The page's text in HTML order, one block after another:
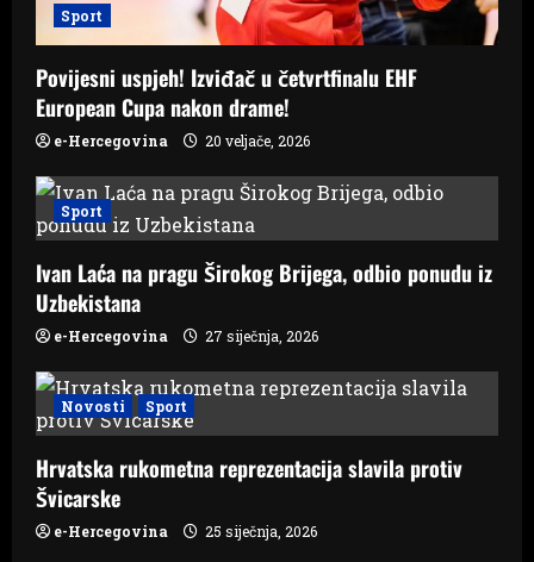
n
Sport
Povijesni uspjeh! Izviđač u četvrtfinalu EHF
European Cupa nakon drame!
e-Hercegovina 20 veljače, 2026
Sport
Ivan Laća na pragu Širokog Brijega, odbio ponudu iz
Uzbekistana
e-Hercegovina 27 siječnja, 2026
Novosti Sport
Hrvatska rukometna reprezentacija slavila protiv
Švicarske
e-Hercegovina 25 siječnja, 2026